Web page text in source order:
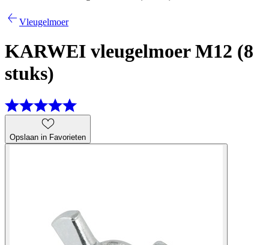
Vleugelmoer
KARWEI vleugelmoer M12 (8
stuks)
Opslaan in Favorieten